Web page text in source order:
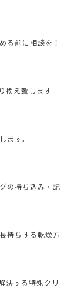
る前に相談を！
換え致します
ます。
の持ち込み・記
持ちする乾燥方
決する特殊クリ